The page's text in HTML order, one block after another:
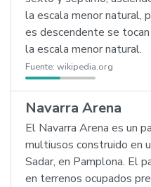
la escala menor natural,
es descendente se
la escala menor natural.
Fuente: wikipedia.org
Navarra Arena
El Navarra Arena es un
multiusos construido en
Sadar, en Pamplona. El
en terrenos ocupados